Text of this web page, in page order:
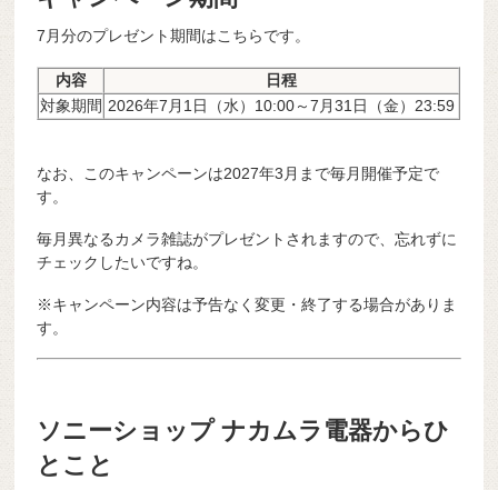
7月分のプレゼント期間はこちらです。
内容
日程
対象期間 2026年7月1日（水）10:00～7月31日（金）23:59
なお、このキャンペーンは2027年3月まで毎月開催予定で
す。
毎月異なるカメラ雑誌がプレゼントされますので、忘れずに
チェックしたいですね。
※キャンペーン内容は予告なく変更・終了する場合がありま
す。
ソニーショップ ナカムラ電器からひ
とこと